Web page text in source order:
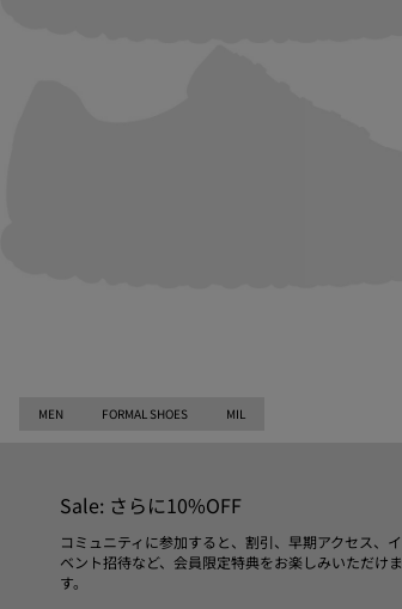
MEN FORMAL SHOES MIL
Sale: さらに10%OFF
コミュニティに参加すると、割引、早期アクセス、イ
ベント招待など、会員限定特典をお楽しみいただけま
す。